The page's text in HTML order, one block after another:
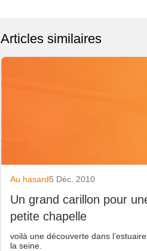
Articles similaires
Au hasard5 Déc. 2010
Un grand carillon pour
petite chapelle
voilà une découverte dans
la seine.